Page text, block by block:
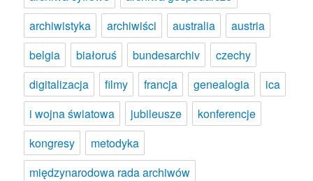
archiwistyka
archiwiści australia
austria
belgia
białoruś bundesarchiv
czechy
digitalizacja
filmy francja genealogia
ica
i wojna światowa
jubileusze
konferencje
kongresy
metodyka
międzynarodowa rada archiwów